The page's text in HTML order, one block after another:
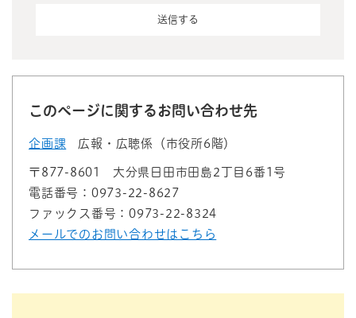
このページに関するお問い合わせ先
企画課 広報・広聴係（市役所6階）
〒877-8601
大分県日田市田島2丁目6番1号
電話番号：0973-22-8627
ファックス番号：0973-22-8324
メールでのお問い合わせはこちら